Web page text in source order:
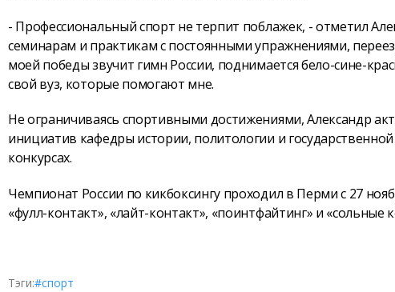
- Профессиональный спорт не терпит поблажек, - отметил
семинарам и практикам с постоянными упражнениями,
моей победы звучит гимн России, поднимается бело-сине-
свой вуз, которые помогают мне.
Не ограничиваясь спортивными достижениями, Александр
инициатив кафедры истории, политологии и
конкурсах.
Чемпионат России по кикбоксингу проходил в Перми с 27
«фулл-контакт», «лайт-контакт», «поинтфайтинг» и «сольные
Тэги:#спорт